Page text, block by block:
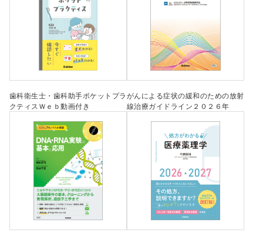
歯科衛生士・歯科助手ポケットプラ
クティスＷｅｂ動画付き
がんによる症状の緩和のための放射
線治療ガイドライン２０２６年